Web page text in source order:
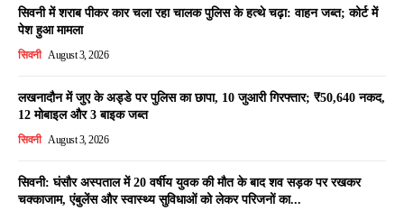
सिवनी में शराब पीकर कार चला रहा चालक पुलिस के हत्थे चढ़ा: वाहन जब्त; कोर्ट में
पेश हुआ मामला
सिवनी August 3, 2026
लखनादौन में जुए के अड्डे पर पुलिस का छापा, 10 जुआरी गिरफ्तार; ₹50,640 नकद,
12 मोबाइल और 3 बाइक जब्त
सिवनी August 3, 2026
सिवनी: घंसौर अस्पताल में 20 वर्षीय युवक की मौत के बाद शव सड़क पर रखकर
चक्काजाम, एंबुलेंस और स्वास्थ्य सुविधाओं को लेकर परिजनों का...